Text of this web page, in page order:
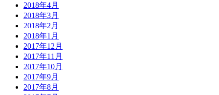
2018年4月
2018年3月
2018年2月
2018年1月
2017年12月
2017年11月
2017年10月
2017年9月
2017年8月